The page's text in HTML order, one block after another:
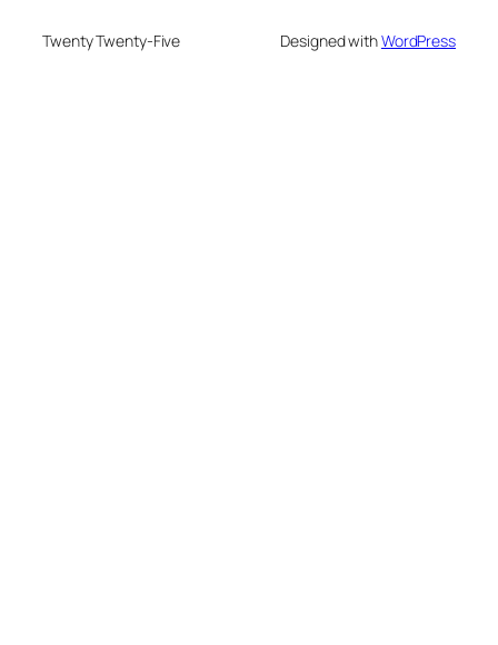
Twenty Twenty-Five Designed withWordPress